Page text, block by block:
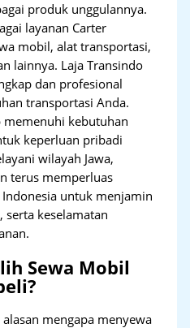
produk unggulannya.
layanan Carter
mobil, alat transportasi,
lainnya. Laja Transindo
dan profesional
transportasi Anda.
memenuhi kebutuhan
keperluan pribadi
wilayah Jawa,
terus memperluas
untuk menjamin
serta keselamatan
Sewa Mobil
mengapa menyewa